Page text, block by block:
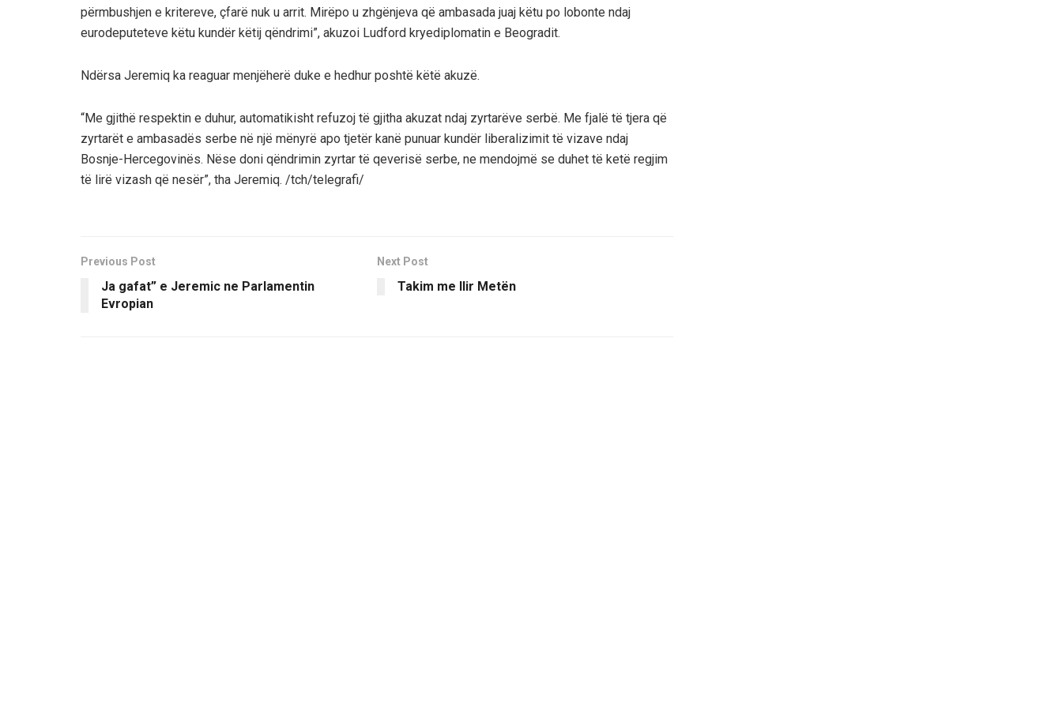
përmbushjen e kritereve, çfarë nuk u arrit. Mirëpo u zhgënjeva që ambasada juaj këtu po lobonte ndaj
eurodeputeteve këtu kundër këtij qëndrimi”, akuzoi Ludford kryediplomatin e Beogradit.
Ndërsa Jeremiq ka reaguar menjëherë duke e hedhur poshtë këtë akuzë.
“Me gjithë respektin e duhur, automatikisht refuzoj të gjitha akuzat ndaj zyrtarëve serbë. Me fjalë të tjera që
zyrtarët e ambasadës serbe në një mënyrë apo tjetër kanë punuar kundër liberalizimit të vizave ndaj
Bosnje-Hercegovinës. Nëse doni qëndrimin zyrtar të qeverisë serbe, ne mendojmë se duhet të ketë regjim
të lirë vizash që nesër”, tha Jeremiq. /tch/telegrafi/
Previous Post
Ja gafat” e Jeremic ne Parlamentin
Evropian
Next Post
Takim me Ilir Metën